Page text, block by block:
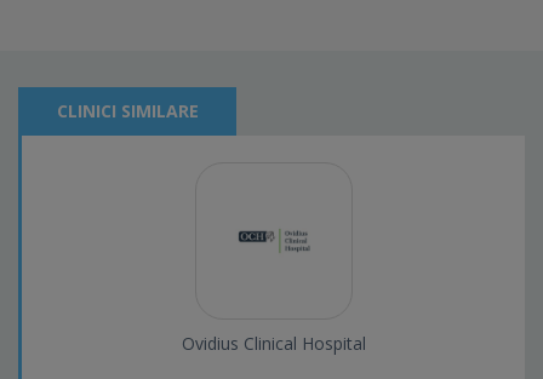
CLINICI SIMILARE
Ovidius Clinical Hospital